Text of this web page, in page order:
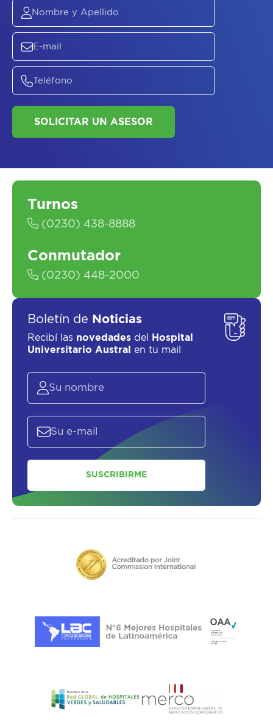
ASESORATE SOBREELPLAN DE
SALUD
SOLICITAR UN ASESOR
Turnos
(0230) 438-8888
Conmutador
(0230) 448-2000
Boletín de Noticias
Recibí las novedades del
Hospital
Universitario Austral
en tu mail
SUSCRIBIRME